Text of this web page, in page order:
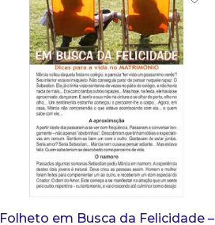
Folheto em Busca da Felicidade –